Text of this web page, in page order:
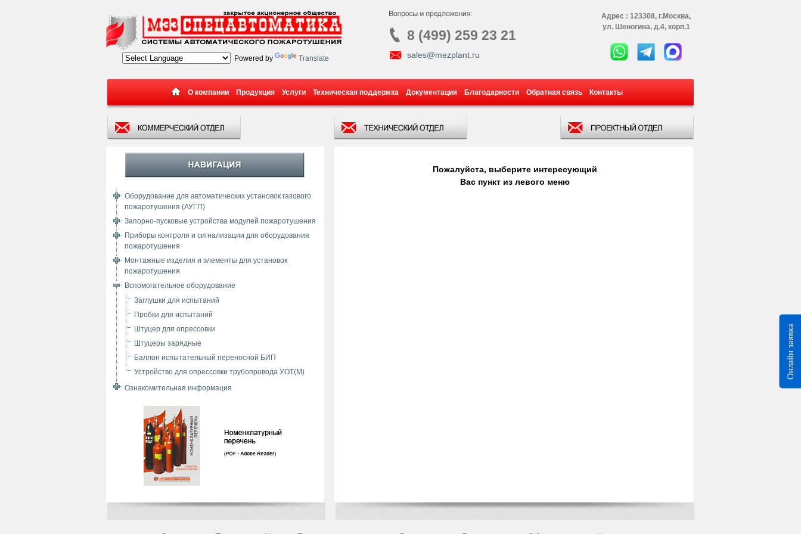
Powered by Translate
8 (499) 259 23 21
sales@mezplant.ru
Адрес : 123308, г.Москва,
ул. Шеногина, д.4, корп.1
О компании Продукция Услуги Техническая поддержка Документация Благодарности Обратная связь Контакты
Оборудование для автоматических установок газового
пожаротушения (АУГП)
Запорно-пусковые устройства модулей пожаротушения
Приборы контроля и сигнализации для оборудования
пожаротушения
Монтажные изделия и элементы для установок
пожаротушения
Вспомогательное оборудование
Заглушки для испытаний
Пробки для испытаний
Штуцер для опрессовки
Штуцеры зарядные
Баллон испытательный переносной БИП
Устройство для опрессовки трубопровода УОТ(М)
Ознакомительная информация
Пожалуйста, выберите интересующий
Вас пункт из левого меню
Онлайн заявка